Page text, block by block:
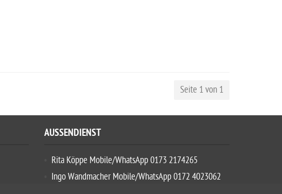
Seite 1 von 1
AUSSENDIENST
Rita Köppe Mobile/WhatsApp 0173 2174265
Ingo Wandmacher Mobile/WhatsApp 0172 4023062